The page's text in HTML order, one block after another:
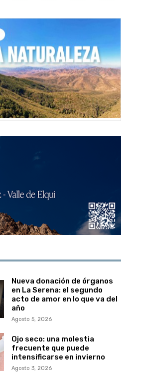
Nueva donación de órganos
en La Serena: el segundo
acto de amor en lo que va del
año
Agosto 5, 2026
Ojo seco: una molestia
frecuente que puede
intensificarse en invierno
Agosto 3, 2026